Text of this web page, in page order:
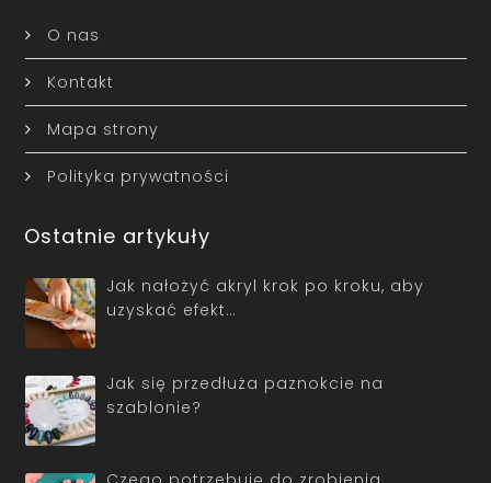
O nas
Kontakt
Mapa strony
Polityka prywatności
Ostatnie artykuły
Jak nałożyć akryl krok po kroku, aby
uzyskać efekt…
Jak się przedłuża paznokcie na
szablonie?